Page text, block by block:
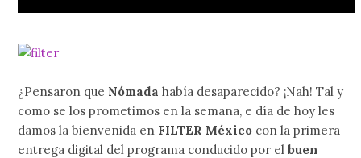
¿Pensaron que Nómada había desaparecido? ¡Nah! Tal y
como se los prometimos en la semana, e día de hoy les
damos la bienvenida en FILTER México con la primera
entrega digital del programa conducido por elbuen